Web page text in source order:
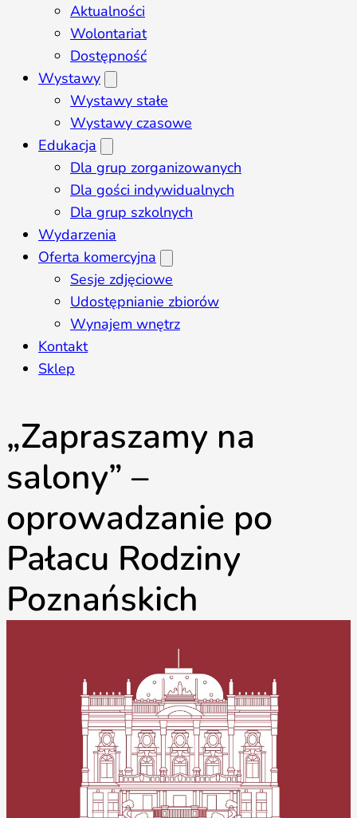
Aktualności
Wolontariat
Dostępność
Wystawy
Wystawy stałe
Wystawy czasowe
Edukacja
Dla grup zorganizowanych
Dla gości indywidualnych
Dla grup szkolnych
Wydarzenia
Oferta komercyjna
Sesje zdjęciowe
Udostępnianie zbiorów
Wynajem wnętrz
Kontakt
Sklep
„Zapraszamy na
salony” –
oprowadzanie po
Pałacu Rodziny
Poznańskich